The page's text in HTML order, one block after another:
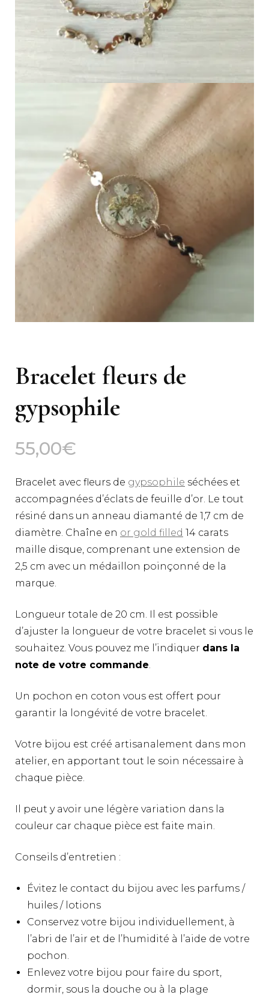
Bracelet fleurs de
gypsophile
55,00€
Bracelet avec fleurs de gypsophile séchées et
accompagnées d’éclats de feuille d’or. Le tout
résiné dans un anneau diamanté de 1,7 cm de
diamètre. Chaîne en or gold filled 14 carats
maille disque, comprenant une extension de
2,5 cm avec un médaillon poinçonné de la
marque.
Longueur totale de 20 cm. Il est possible
d’ajuster la longueur de votre bracelet si vous le
souhaitez. Vous pouvez me l’indiquer dans la
note de votre commande.
Un pochon en coton vous est offert pour
garantir la longévité de votre bracelet.
Votre bijou est créé artisanalement dans mon
atelier, en apportant tout le soin nécessaire à
chaque pièce.
Il peut y avoir une légère variation dans la
couleur car chaque pièce est faite main.
Conseils d’entretien :
Évitez le contact du bijou avec les parfums /
huiles / lotions
Conservez votre bijou individuellement, à
l’abri de l’air et de l’humidité à l’aide de votre
pochon.
Enlevez votre bijou pour faire du sport,
dormir, sous la douche ou à la plage